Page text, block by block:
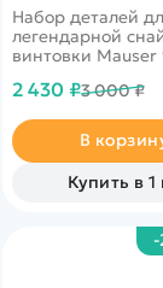
Набор деталей
легендарной
винтовки Mauser
2 430 ₽3 000 ₽
В
Купить в
-